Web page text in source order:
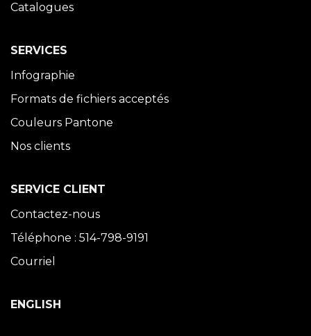
Catalogues
SERVICES
Infographie
Formats de fichiers acceptés
Couleurs Pantone
Nos clients
SERVICE CLIENT
Contactez-nous
Téléphone : 514-798-9191
Courriel
ENGLISH